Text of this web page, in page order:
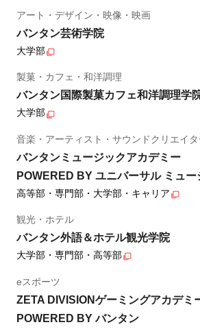
アート・デザイン・映像・映画
バンタン芸術学院
大学部
製菓・カフェ・和洋調理
バンタン国際製菓カフェ和洋調理学
大学部
音楽・アーティスト・サウンドクリエイタ
バンタンミュージックアカデミー
POWERED BY ユニバーサル ミュー
高等部・専門部・大学部・キャリア
観光・ホテル
バンタン外語＆ホテル観光学院
大学部・専門部・高等部
eスポーツ
ZETA DIVISIONゲーミングアカデミ
POWERED BY バンタン